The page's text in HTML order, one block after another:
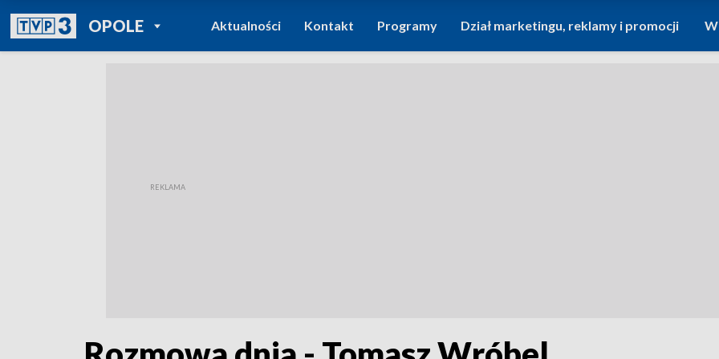
OPOLEPOWRÓT DO
TVP REGIONY
Aktualności Kontakt Programy Dział marketingu, reklamy i promocji